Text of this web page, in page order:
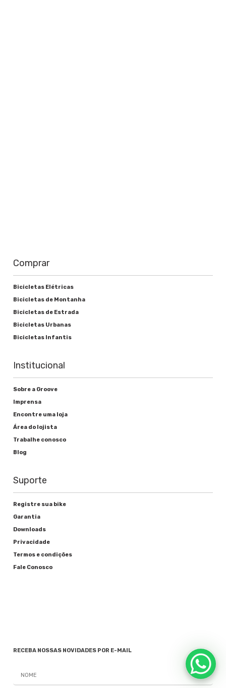
Comprar
Bicicletas Elétricas
Bicicletas de Montanha
Bicicletas de Estrada
Bicicletas Urbanas
Bicicletas Infantis
Institucional
Sobre a Groove
Imprensa
Encontre uma loja
Área do lojista
Trabalhe conosco
Blog
Suporte
Registre sua bike
Garantia
Downloads
Privacidade
Termos e condições
Fale Conosco
RECEBA NOSSAS NOVIDADES POR E-MAIL